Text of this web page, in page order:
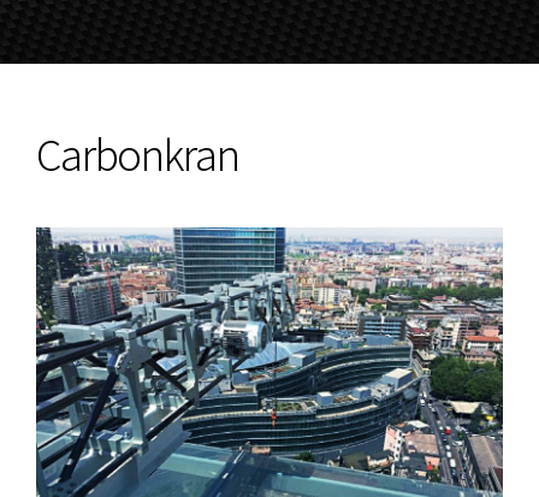
Carbonkran